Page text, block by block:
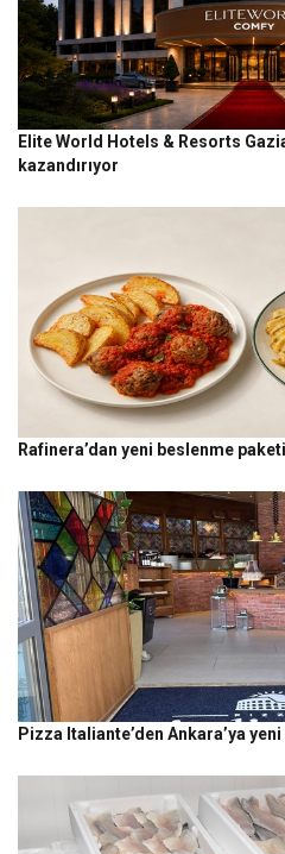
Elite World Hotels & Resorts
kazandırıyor
Rafinera’dan yeni beslenme paketi
Pizza Italiante’den Ankara’ya yeni